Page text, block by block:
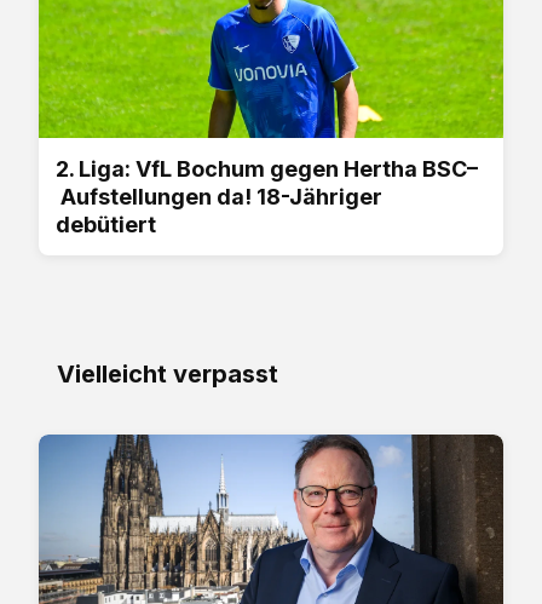
2. Liga: VfL Bochum gegen Hertha BSC–
Aufstellungen da! 18-Jähriger
debütiert
Vielleicht verpasst